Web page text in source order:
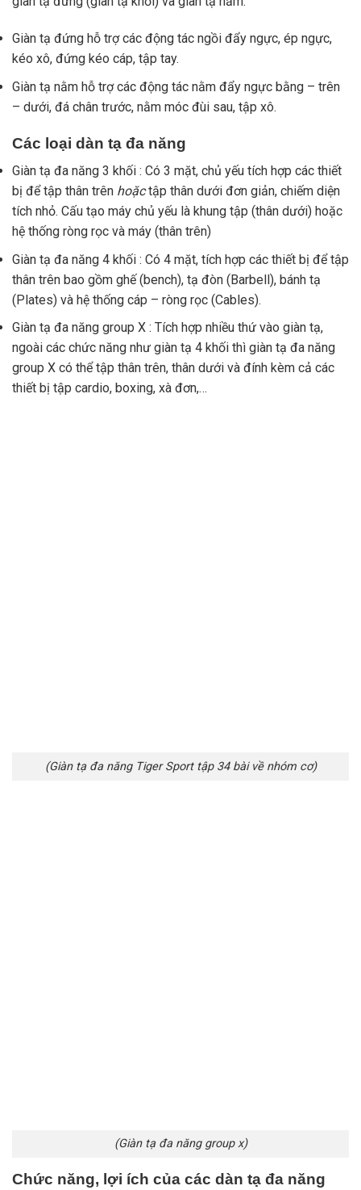
Giàn tạ đứng hỗ trợ các động tác ngồi đẩy ngực, ép ngực,
kéo xô, đứng kéo cáp, tập tay.
Giàn tạ nằm hỗ trợ các động tác nằm đẩy ngực bằng – trên
– dưới, đá chân trước, nằm móc đùi sau, tập xô.
Các loại dàn tạ đa năng
Giàn tạ đa năng 3 khối : Có 3 mặt, chủ yếu tích hợp các thiết
bị để tập thân trên hoặctập thân dưới đơn giản, chiếm diện
tích nhỏ. Cấu tạo máy chủ yếu là khung tập (thân dưới) hoặc
hệ thống ròng rọc và máy (thân trên)
Giàn tạ đa năng 4 khối : Có 4 mặt, tích hợp các thiết bị để tập
thân trên bao gồm ghế (bench), tạ đòn (Barbell), bánh tạ
(Plates) và hệ thống cáp – ròng rọc (Cables).
Giàn tạ đa năng group X : Tích hợp nhiều thứ vào giàn tạ,
ngoài các chức năng như giàn tạ 4 khối thì giàn tạ đa năng
group X có thể tập thân trên, thân dưới và đính kèm cả các
thiết bị tập cardio, boxing, xà đơn,…
(Giàn tạ đa năng Tiger Sport tập 34 bài về nhóm cơ)
(Giàn tạ đa năng group x)
Chức năng, lợi ích của các dàn tạ đa năng